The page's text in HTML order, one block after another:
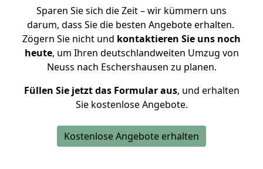
Sparen Sie sich die Zeit – wir kümmern uns
darum, dass Sie die besten Angebote erhalten.
Zögern Sie nicht und kontaktieren Sie uns noch
heute, um Ihren deutschlandweiten Umzug von
Neuss nach Eschershausen zu planen.
Füllen Sie jetzt das Formular aus, und erhalten
Sie kostenlose Angebote.
Kostenlose Angebote erhalten